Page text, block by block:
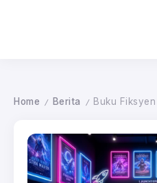
Home / Berita / Buku Fiksyen